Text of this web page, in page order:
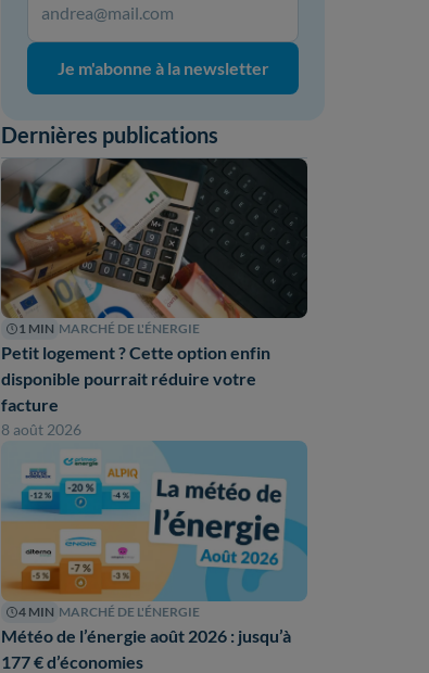
Je m'abonne à la newsletter
Dernières publications
1 MIN MARCHÉ DE L'ÉNERGIE
Petit logement ? Cette option enfin
disponible pourrait réduire votre
facture
8 août 2026
4 MIN MARCHÉ DE L'ÉNERGIE
Météo de l’énergie août 2026 : jusqu’à
177 € d’économies